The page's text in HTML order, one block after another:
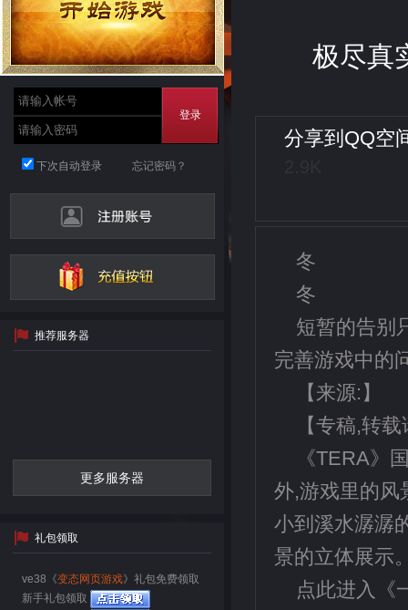
下次自动登录 忘记密码？
登录
推荐服务器
更多服务器
礼包领取
ve38《变态网页游戏》礼包免费领取
新手礼包领取
极尽真
分享到 QQ空
冬
冬
短暂的告别
完善游戏中的
【来源:】
【专稿,转
《TERA》
外,游戏里的风
小到溪水潺潺
景的立体展示
点此进入《